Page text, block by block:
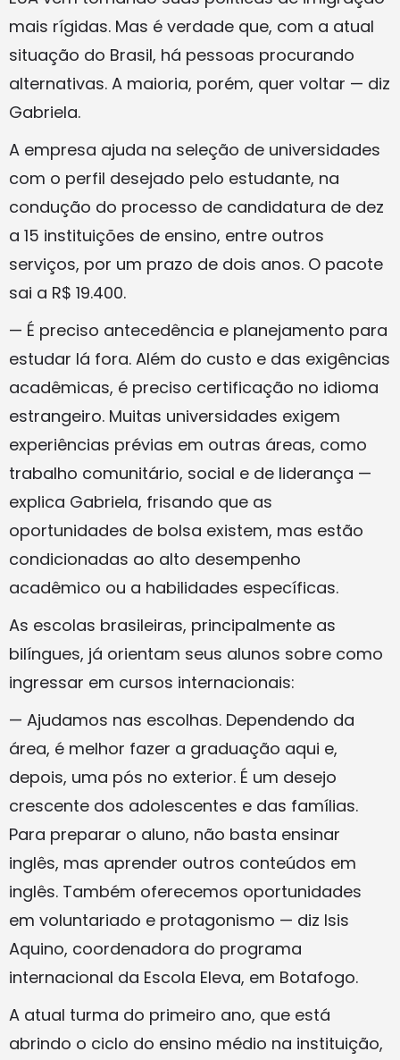
mais rígidas. Mas é verdade que, com a atual
situação do Brasil, há pessoas procurando
alternativas. A maioria, porém, quer voltar — diz
Gabriela.
A empresa ajuda na seleção de universidades
com o perfil desejado pelo estudante, na
condução do processo de candidatura de dez
a 15 instituições de ensino, entre outros
serviços, por um prazo de dois anos. O pacote
sai a R$ 19.400.
— É preciso antecedência e planejamento para
estudar lá fora. Além do custo e das exigências
acadêmicas, é preciso certificação no idioma
estrangeiro. Muitas universidades exigem
experiências prévias em outras áreas, como
trabalho comunitário, social e de liderança —
explica Gabriela, frisando que as
oportunidades de bolsa existem, mas estão
condicionadas ao alto desempenho
acadêmico ou a habilidades específicas.
As escolas brasileiras, principalmente as
bilíngues, já orientam seus alunos sobre como
ingressar em cursos internacionais:
— Ajudamos nas escolhas. Dependendo da
área, é melhor fazer a graduação aqui e,
depois, uma pós no exterior. É um desejo
crescente dos adolescentes e das famílias.
Para preparar o aluno, não basta ensinar
inglês, mas aprender outros conteúdos em
inglês. Também oferecemos oportunidades
em voluntariado e protagonismo — diz Isis
Aquino, coordenadora do programa
internacional da Escola Eleva, em Botafogo.
A atual turma do primeiro ano, que está
abrindo o ciclo do ensino médio na instituição,